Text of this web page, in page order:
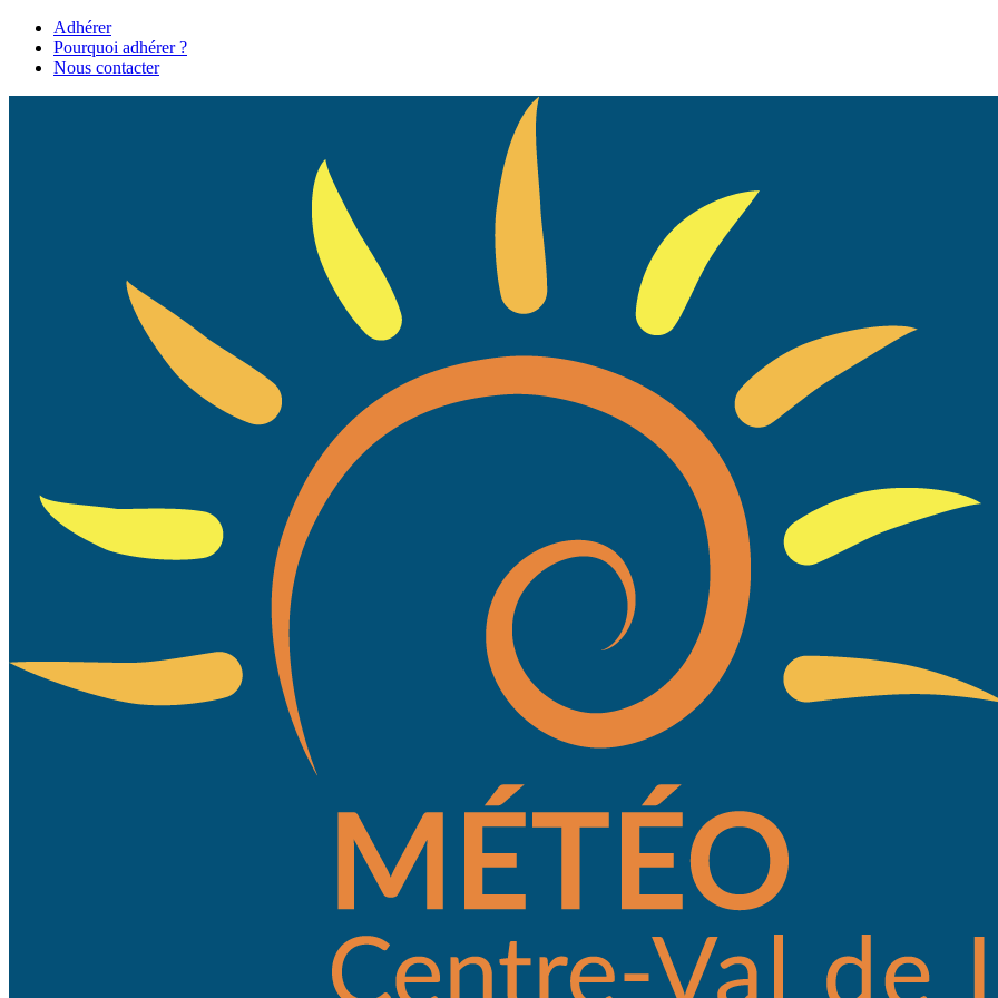
Adhérer
Pourquoi adhérer ?
Nous contacter